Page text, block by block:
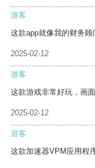
游客
这款app就像我的财务顾
2025-02-12
游客
这款游戏非常好玩，画
2025-02-12
游客
这款加速器VPM应用程